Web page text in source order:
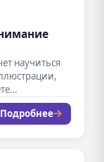
научиться
Подробнее